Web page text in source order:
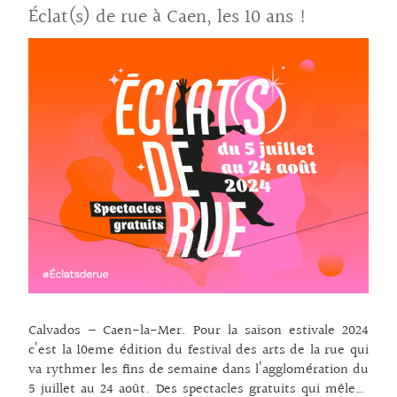
Orléans le samedi.
Dimanche c’est double
ration avec des
déambulatoires et
musicaux : celui du duo
Voyages en percussions
qui embarque le public
dans un tour du monde
musical et le show de la
fanfare rock nantaise
The Green Line
Marching Band. Ça va
chauffer ! Cirque et
danse et musique
l’offre du côté du
spectacle vivant : « Mort
ou Vif », le show
Éclat(s) de rue à Caen, les 10 ans !
Calvados – Caen-la-Mer. Pour la saison estivale 2024
c’est la 10eme édition du festival des arts de la rue qui
va rythmer les fins de semaine dans l’agglomération du
5 juillet au 24 août. Des spectacles gratuits qui mêlent